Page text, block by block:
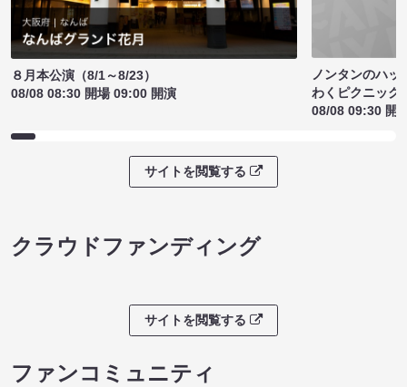
８月本公演（8/1～8/23）
08/08 08:30 開場 09:00 開演
ノンタンのハッ
わくピクニック
08/08 09:30 開
サイトを閲覧する
クラウドファンディング
サイトを閲覧する
ファンコミュニティ